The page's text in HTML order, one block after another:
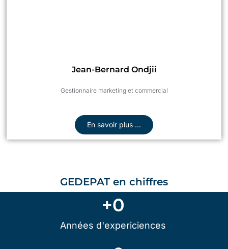
Jean-Bernard Ondjii
Gestionnairemarketing et commercial
En savoir plus ...
GEDEPAT en chiffres
Années d'expericiences
+0